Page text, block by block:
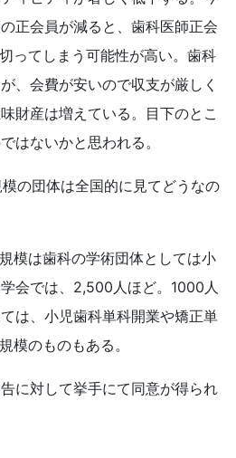
正会員が減ると、歯科医師正会
ってしまう可能性が高い。歯科
、会費が安いので収支が厳しく
財産は増えている。目下のとこ
はないかと思われる。
の団体は全国的に見てどうなの
模は歯科の学術団体としては小
会では、2,500人ほど。1000人
は、小児歯科単科開業や矯正単
模のものもある。
に対して挙手にて同意が得られ